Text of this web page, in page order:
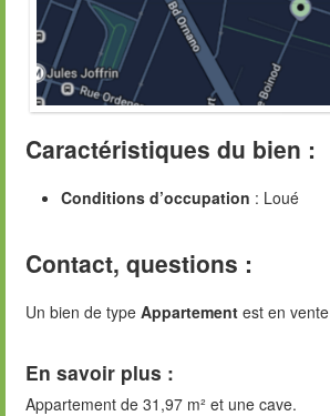
Caractéristiques du bien :
Conditions d’occupation : Loué
Contact, questions :
Un bien de type Appartement est en vente
En savoir plus :
Appartement de 31,97 m² et une cave.